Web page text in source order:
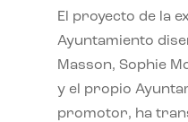
El proyecto de la
Ayuntamiento
Masson, Sophie
y el propio
promotor, ha